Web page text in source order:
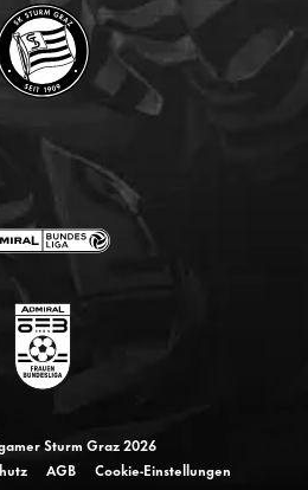
Sturm Graz 2026
AGB Cookie-Einstellungen